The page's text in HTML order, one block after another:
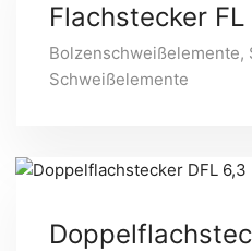
Flachstecker FL
Bolzenschweißelemente,
Schweißelemente